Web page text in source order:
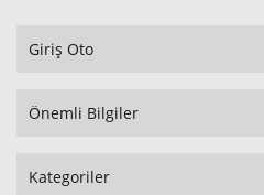
Giriş Oto
Önemli Bilgiler
Kategoriler